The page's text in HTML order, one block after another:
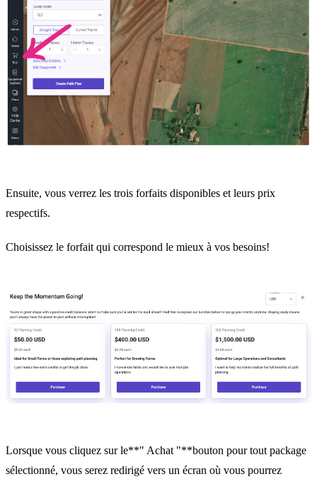
Ensuite, vous verrez les trois forfaits disponibles et leurs prix
respectifs.
Choisissez le forfait qui correspond le mieux à vos besoins!
Lorsque vous cliquez sur le**" Achat "**bouton pour tout package
sélectionné, vous serez redirigé vers un écran où vous pourrez